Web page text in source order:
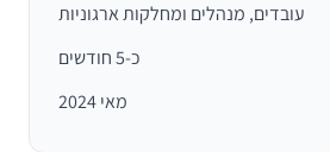
עובדים, מנהלים ומחלקות ארגוניות
כ-5 חודשים
מאי 2024